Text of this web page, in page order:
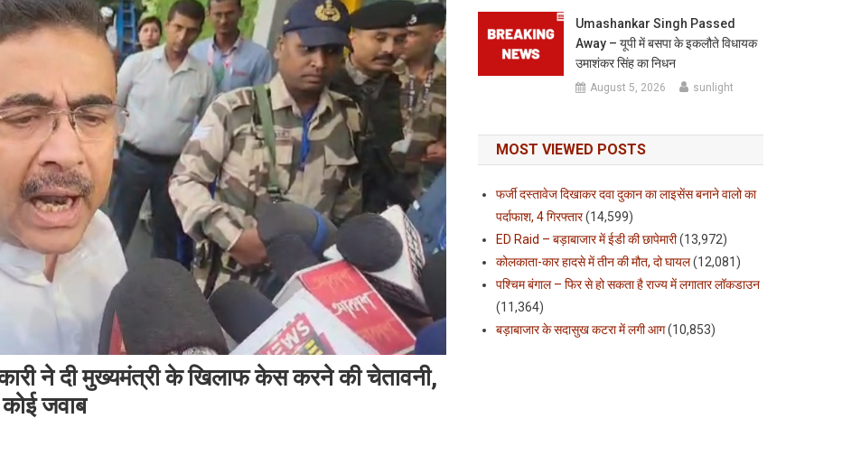
ने दी मुख्यमंत्री के खिलाफ केस करने की चेतावनी,
कोई जवाब
Umashankar Singh Passed
Away – यूपी में बसपा के इकलौते विधायक
उमाशंकर सिंह का निधन
August 5, 2026 sunlight
MOST VIEWED POSTS
फर्जी दस्तावेज दिखाकर दवा दुकान का लाइसेंस बनाने वालो का
पर्दाफाश, 4 गिरफ्तार(14,599)
ED Raid – बड़ाबाजार में ईडी की छापेमारी(13,972)
कोलकाता-कार हादसे में तीन की मौत, दो घायल(12,081)
पश्चिम बंगाल – फिर से हो सकता है राज्य में लगातार लॉकडाउन
(11,364)
बड़ाबाजार के सदासुख कटरा में लगी आग(10,853)